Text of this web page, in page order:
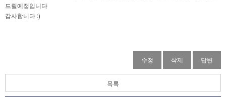
드릴예정입니다
감사합니다 :)
수정 삭제 답변
목록